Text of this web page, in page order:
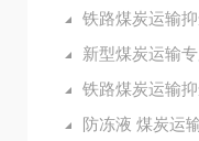
铁路煤炭运输
新型煤炭运输
铁路煤炭运输
防冻液 煤炭运